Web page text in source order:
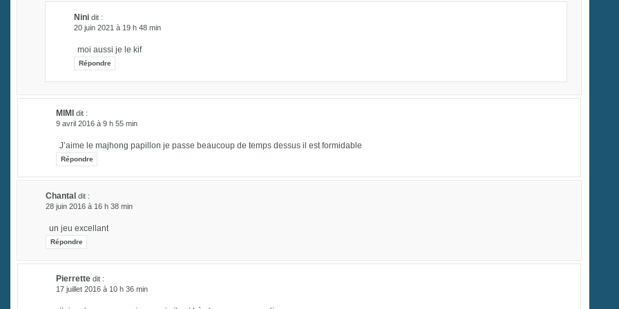
Nini dit :
20 juin 2021 à 19 h 48 min
moi aussi je le kif
Répondre
MIMI dit :
9 avril 2016 à 9 h 55 min
J’aime le majhong papillon je passe beaucoup de temps dessus il est formidable
Répondre
Chantal dit :
28 juin 2016 à 16 h 38 min
un jeu excellant
Répondre
Pierrette dit :
17 juillet 2016 à 10 h 36 min